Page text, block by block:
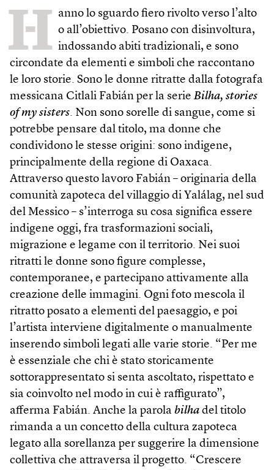
H anno lo sguardo fiero rivolto verso l’alto
o all’obiettivo. Posano con disinvoltura,
indossando abiti tradizionali, e sono
circondate da elementi e simboli che raccontano
le loro storie. Sono le donne ritratte dalla fotografa
messicana Citlali Fabián per la serie Bilha, stories
of my sisters. Non sono sorelle di sangue, come si
potrebbe pensare dal titolo, ma donne che
condividono le stesse origini: sono indigene,
principalmente della regione di Oaxaca.
Attraverso questo lavoro Fabián – originaria della
comunità zapoteca del villaggio di Yalálag, nel sud
del Messico – s’interroga su cosa significa essere
indigene oggi, fra trasformazioni sociali,
migrazione e legame con il territorio. Nei suoi
ritratti le donne sono figure complesse,
contemporanee, e partecipano attivamente alla
creazione delle immagini. Ogni foto mescola il
ritratto posato a elementi del paesaggio, e poi
l’artista interviene digitalmente o manualmente
inserendo simboli legati alle varie storie. “Per me
è essenziale che chi è stato storicamente
sottorappresentato si senta ascoltato, rispettato e
sia coinvolto nel modo in cui è raffigurato”,
afferma Fabián. Anche la parola bilha del titolo
rimanda a un concetto della cultura zapoteca
legato alla sorellanza per suggerire la dimensione
collettiva che attraversa il progetto. “Crescere